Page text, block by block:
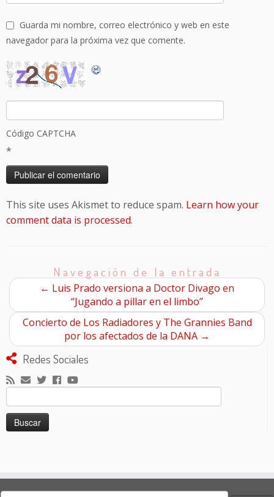
Guarda mi nombre, correo electrónico y web en este
navegador para la próxima vez que comente.
Código CAPTCHA
*
This site uses Akismet to reduce spam. Learn how your
comment data is processed.
Navegación de la entrada
← Luis Prado versiona a Doctor Divago en
“Jugando a pillar en el limbo”
Concierto de Los Radiadores y The Grannies Band
por los afectados de la DANA →
Redes Sociales
Buscar: